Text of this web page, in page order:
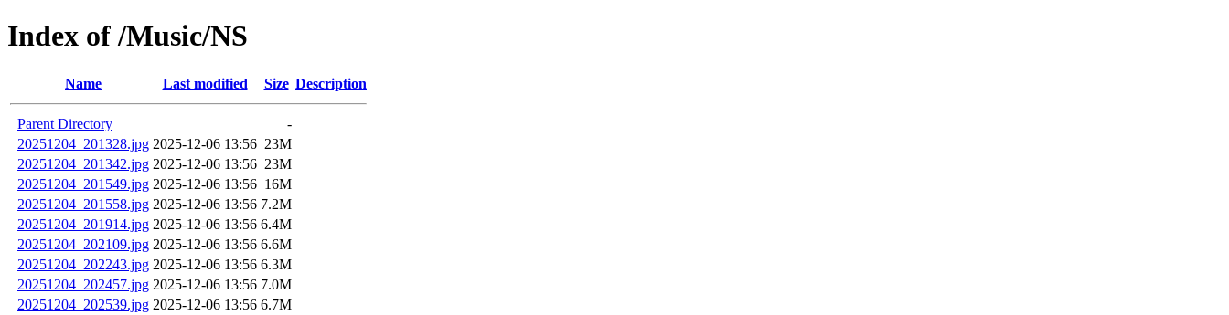
Index of /Music/NS
Name Last modified Size Description
Parent Directory
-
20251204_201328.jpg 2025-12-06 13:56 23M
20251204_201342.jpg 2025-12-06 13:56 23M
20251204_201549.jpg 2025-12-06 13:56 16M
20251204_201558.jpg 2025-12-06 13:56 7.2M
20251204_201914.jpg 2025-12-06 13:56 6.4M
20251204_202109.jpg 2025-12-06 13:56 6.6M
20251204_202243.jpg 2025-12-06 13:56 6.3M
20251204_202457.jpg 2025-12-06 13:56 7.0M
20251204_202539.jpg 2025-12-06 13:56 6.7M